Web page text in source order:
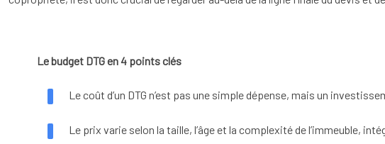
Le budget DTG en 4 points clés
Le coût d’un DTG n’est pas une simple dépense, mais un
Le prix varie selon la taille, l’âge et la complexité de l’immeuble,